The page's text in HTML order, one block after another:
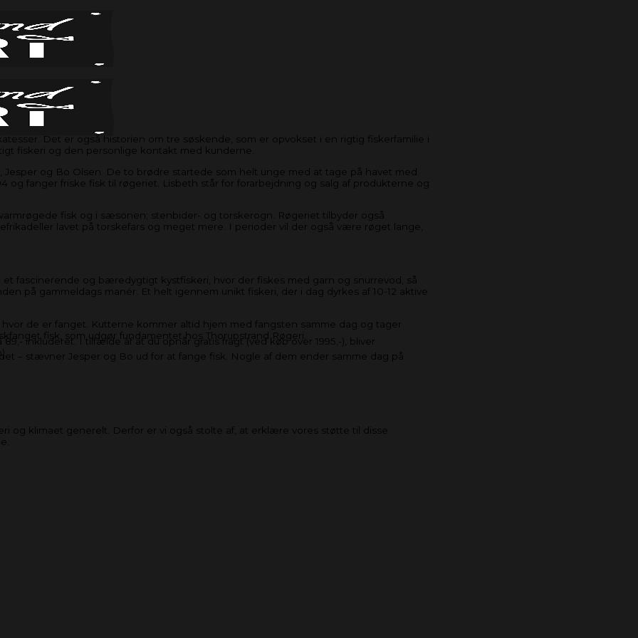
inkluderet. I tilfælde af at du opnår gratis fragt (ved køb over 1995,-), bliver
Det er også historien om tre søskende, som er opvokset i en rigtig fiskerfamilie i
fiskeri og den personlige kontakt med kunderne.
Jesper og Bo Olsen. De to brødre startede som helt unge med at tage på havet med
fanger friske fisk til røgeriet. Lisbeth står for forarbejdning og salg af produkterne og
fisk og i sæsonen; stenbider- og torskerogn. Røgeriet tilbyder også
lavet på torskefars og meget mere. I perioder vil der også være røget lange,
fascinerende og bæredygtigt kystfiskeri, hvor der fiskes med garn og snurrevod, så
på gammeldags manér. Et helt igennem unikt fiskeri, der i dag dyrkes af 10-12 aktive
de er fanget. Kutterne kommer altid hjem med fangsten samme dag og tager
fisk, som udgør fundamentet hos Thorupstrand Røgeri.
– stævner Jesper og Bo ud for at fange fisk. Nogle af dem ender samme dag på
og klimaet generelt. Derfor er vi også stolte af, at erklære vores støtte til disse